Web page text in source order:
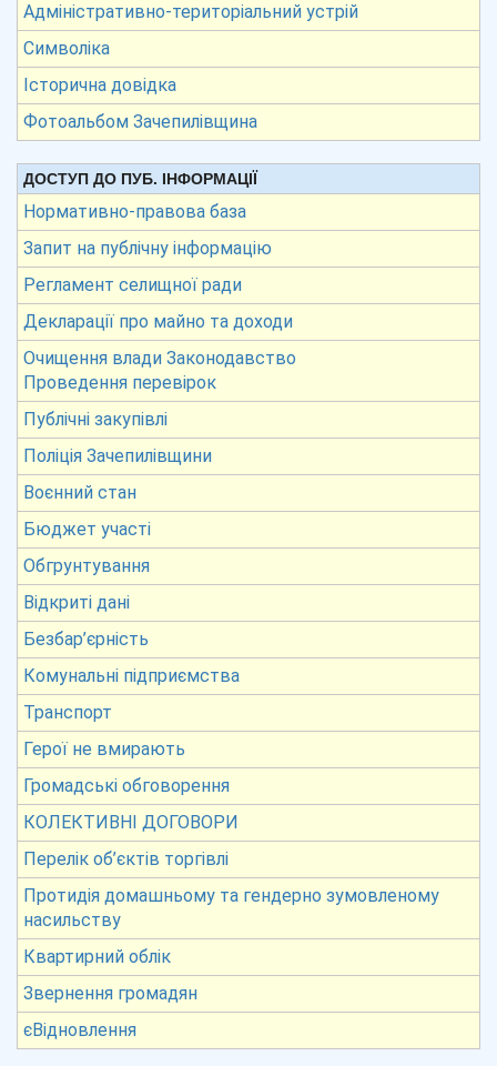
Адміністративно-територіальний устрій
Символіка
Історична довідка
Фотоальбом Зачепилівщина
ДОСТУП ДО ПУБ. ІНФОРМАЦІЇ
Нормативно-правова база
Запит на публічну інформацію
Регламент селищної ради
Декларації про майно та доходи
Очищення влади Законодавство
Проведення перевірок
Публічні закупівлі
Поліція Зачепилівщини
Воєнний стан
Бюджет участі
Обгрунтування
Відкриті дані
Безбар’єрність
Комунальні підприємства
Транспорт
Герої не вмирають
Громадські обговорення
КОЛЕКТИВНІ ДОГОВОРИ
Перелік об’єктів торгівлі
Протидія домашньому та гендерно зумовленому
насильству
Квартирний облік
Звернення громадян
єВідновлення